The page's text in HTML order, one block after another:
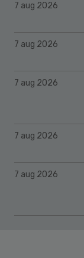
7 aug 2026
7 aug 2026
7 aug 2026
7 aug 2026
7 aug 2026